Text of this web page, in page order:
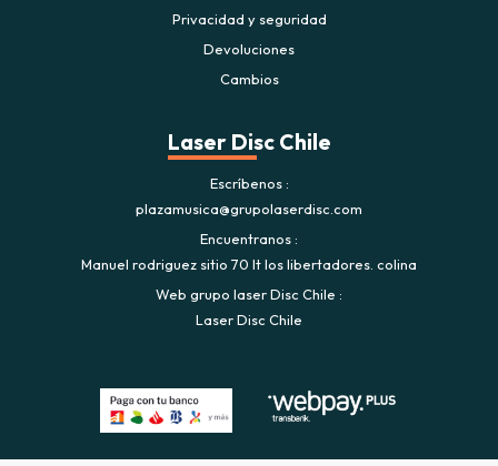
Privacidad y seguridad
Devoluciones
Cambios
Laser Disc Chile
Escríbenos
plazamusica@grupolaserdisc.com
Encuentranos
Manuel rodriguez sitio 70 lt los libertadores. colina
Web grupo laser Disc Chile
Laser Disc Chile